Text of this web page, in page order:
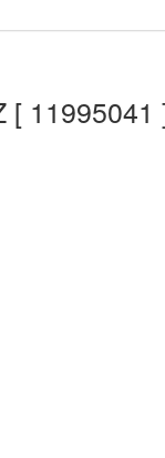
[ 11995041